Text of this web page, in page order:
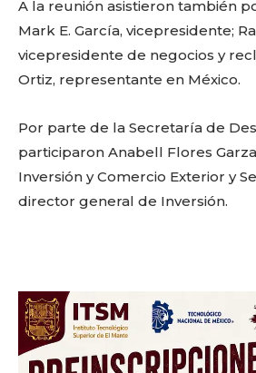
Don't
out!
Sing up for our
to stay in the
A la reunión asistieron también
Mark E. García, vicepresidente;
vicepresidente de negocios y
Ortiz, representante en México.
Por parte de la Secretaría de
participaron Anabell Flores
Inversión y Comercio Exterior y
director general de Inversión.